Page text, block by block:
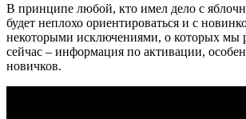
В принципе любой, кто имел дело с
будет неплохо ориентироваться и с
некоторыми исключениями, о которых мы
сейчас – информация по активации,
новичков.